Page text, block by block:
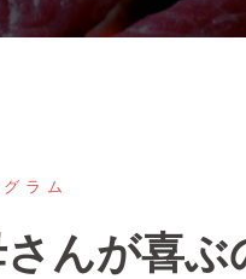
ラム
んが喜ぶ